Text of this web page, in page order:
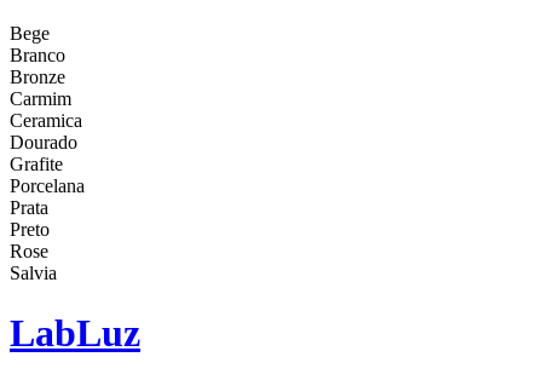
Bege
Branco
Bronze
Carmim
Ceramica
Dourado
Grafite
Porcelana
Prata
Preto
Rose
Salvia
LabLuz